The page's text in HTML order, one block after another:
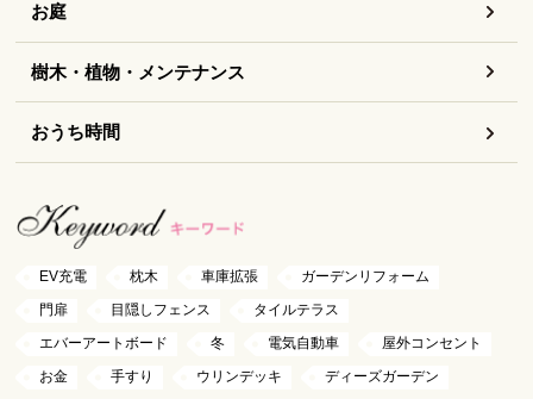
お庭
樹木・植物・メンテナンス
おうち時間
EV充電 枕木 車庫拡張
ガーデンリフォーム
門扉
目隠しフェンス
タイルテラス
エバーアートボード
冬 電気自動車
屋外コンセント
お金
手すり ウリンデッキ
ディーズガーデン